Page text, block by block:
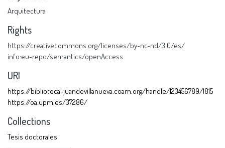
Arquitectura
Rights
https://creativecommons.org/licenses/by-nc-nd/3.0/es/
info:eu-repo/semantics/openAccess
URI
https://biblioteca-juandevillanueva.coam.org/handle/123456789/1815
https://oa.upm.es/37286/
Collections
Tesis doctorales